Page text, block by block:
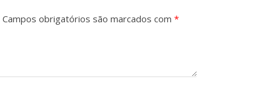
Campos obrigatórios são marcados com *